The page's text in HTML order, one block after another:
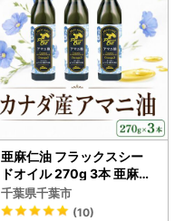
亜麻仁油 フラックスシー
ドオイル 270g 3本 亜麻仁
油
千葉県千葉市
(10)